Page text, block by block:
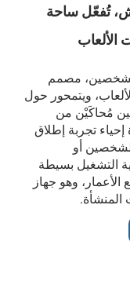
تُفعّل ساحة
الألعاب
لشخصين، مصمم
ويتمحور حول
مُحاكَيْن من
تجربة إطلاق
لشخصين أو
التشغيل بسيطة
وهو جهاز
المنشأة.